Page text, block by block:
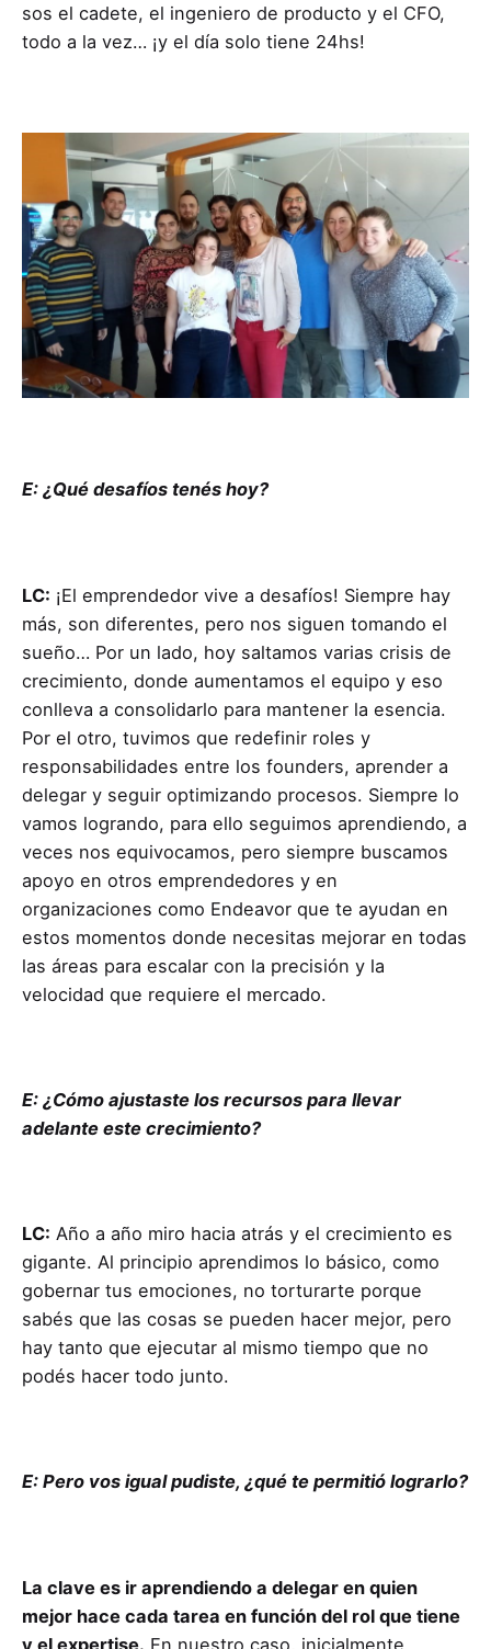
sos el cadete, el ingeniero de producto y el CFO,
todo a la vez… ¡y el día solo tiene 24hs!
E: ¿Qué desafíos tenés hoy?
LC: ¡El emprendedor vive a desafíos! Siempre hay
más, son diferentes, pero nos siguen tomando el
sueño… Por un lado, hoy saltamos varias crisis de
crecimiento, donde aumentamos el equipo y eso
conlleva a consolidarlo para mantener la esencia.
Por el otro, tuvimos que redefinir roles y
responsabilidades entre los founders, aprender a
delegar y seguir optimizando procesos. Siempre lo
vamos logrando, para ello seguimos aprendiendo, a
veces nos equivocamos, pero siempre buscamos
apoyo en otros emprendedores y en
organizaciones como Endeavor que te ayudan en
estos momentos donde necesitas mejorar en todas
las áreas para escalar con la precisión y la
velocidad que requiere el mercado.
E: ¿Cómo ajustaste los recursos para llevar
adelante este crecimiento?
LC: Año a año miro hacia atrás y el crecimiento es
gigante. Al principio aprendimos lo básico, como
gobernar tus emociones, no torturarte porque
sabés que las cosas se pueden hacer mejor, pero
hay tanto que ejecutar al mismo tiempo que no
podés hacer todo junto.
E: Pero vos igual pudiste, ¿qué te permitió lograrlo?
La clave es ir aprendiendo a delegar en quien
mejor hace cada tarea en función del rol que tiene
y el expertise. En nuestro caso, inicialmente